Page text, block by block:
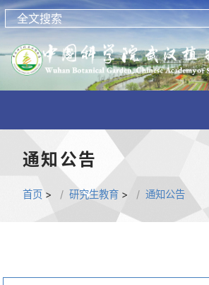
通知公告
首页 > 研究生教育 > 通知公告